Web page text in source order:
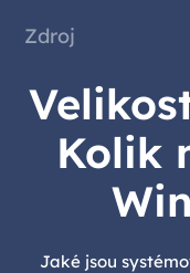
Zdroj
Kolik
Jaké jsou